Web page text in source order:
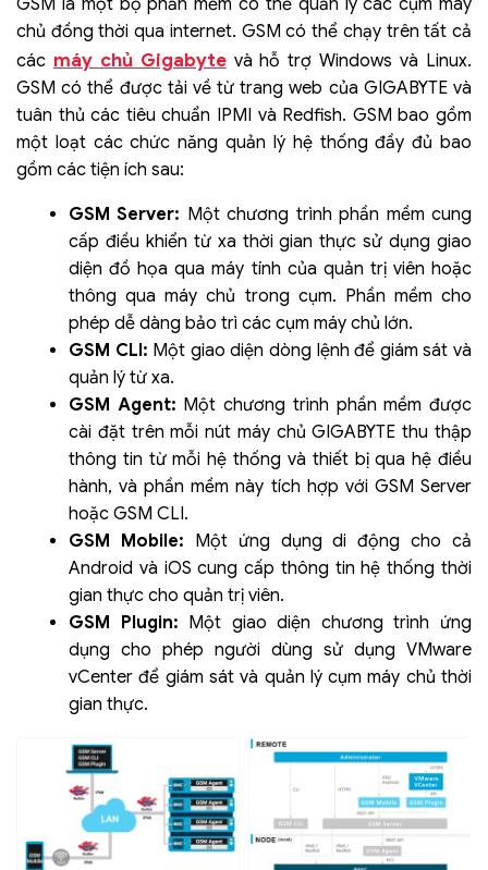
GSM là một bộ phần mềm có thể quản lý các cụm máy
chủ đồng thời qua internet. GSM có thể chạy trên tất cả
các máy chủ Gigabytevà hỗ trợ Windows và Linux.
GSM có thể được tải về từ trang web của GIGABYTE và
tuân thủ các tiêu chuẩn IPMI và Redfish. GSM bao gồm
một loạt các chức năng quản lý hệ thống đầy đủ bao
gồm các tiện ích sau:
GSM Server: Một chương trình phần mềm cung
cấp điều khiển từ xa thời gian thực sử dụng giao
diện đồ họa qua máy tính của quản trị viên hoặc
thông qua máy chủ trong cụm. Phần mềm cho
phép dễ dàng bảo trì các cụm máy chủ lớn.
GSM CLI: Một giao diện dòng lệnh để giám sát và
quản lý từ xa.
GSM Agent: Một chương trình phần mềm được
cài đặt trên mỗi nút máy chủ GIGABYTE thu thập
thông tin từ mỗi hệ thống và thiết bị qua hệ điều
hành, và phần mềm này tích hợp với GSM Server
hoặc GSM CLI.
GSM Mobile: Một ứng dụng di động cho cả
Android và iOS cung cấp thông tin hệ thống thời
gian thực cho quản trị viên.
GSM Plugin: Một giao diện chương trình ứng
dụng cho phép người dùng sử dụng VMware
vCenter để giám sát và quản lý cụm máy chủ thời
gian thực.